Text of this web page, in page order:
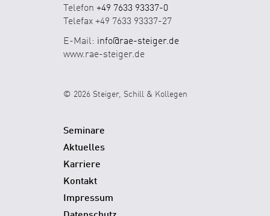
Telefon +49 7633 93337-0
Telefax +49 7633 93337-27
E-Mail: info@rae-steiger.de
www.rae-steiger.de
© 2026 Steiger, Schill & Kollegen
Seminare
Aktuelles
Karriere
Kontakt
Impressum